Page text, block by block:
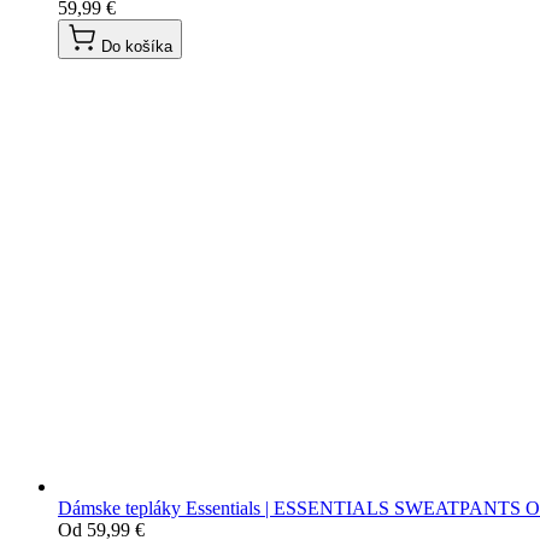
59,99 €
Do košíka
Dámske tepláky Essentials | ESSENTIALS SWEATPANTS
Od 59,99 €